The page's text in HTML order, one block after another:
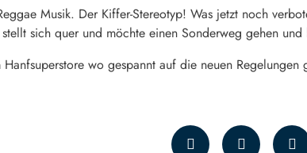
Musik. Der Kiffer-Stereotyp! Was jetzt noch
sich quer und möchte einen Sonderweg gehen
wo gespannt auf die neuen